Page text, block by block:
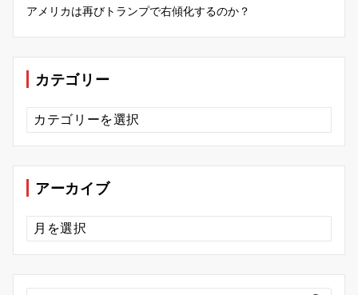
アメリカは再びトランプで右傾化するのか？
カテゴリー
カ
テ
ゴ
ー
アーカイブ
ア
ー
カ
ブ